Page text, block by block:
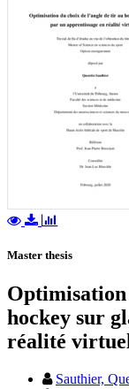
Master thesis
Optimisation
hockey sur
réalité
Sauthier,